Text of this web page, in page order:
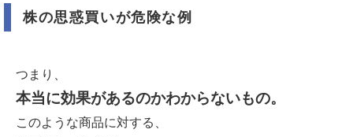
株の思惑買いが危険な例
つまり、
本当に効果があるのかわからないもの。
このような商品に対する、